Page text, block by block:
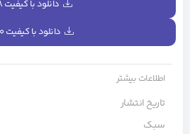
دانلود با کیفیت ۱۲۸
دانلود با کیفیت ۳۲۰
اطلاعات بیشتر
تاریخ انتشار
سبک